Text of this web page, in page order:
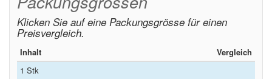
Klicken Sie auf eine Packungsgrösse für einen
Preisvergleich.
Inhalt
Vergleich
1 Stk